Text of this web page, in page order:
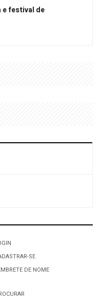
e festival de
SE
DE NOME